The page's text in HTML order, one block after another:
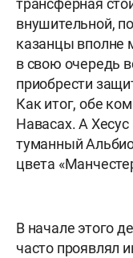
трансферная
внушительной,
казанцы вполне
в свою очередь
приобрести
Как итог, обе
Навасах. А
туманный
цвета
В начале этого
часто проявлял